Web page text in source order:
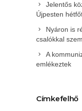
Jelentős
Újpesten
Nyáron is
csalókkal
A
emlékeztek
Címkefelhő